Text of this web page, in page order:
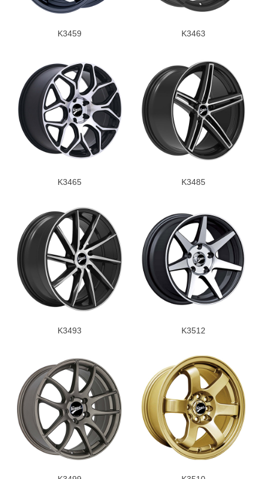
K3459 K3463
K3465 K3485
K3493 K3512